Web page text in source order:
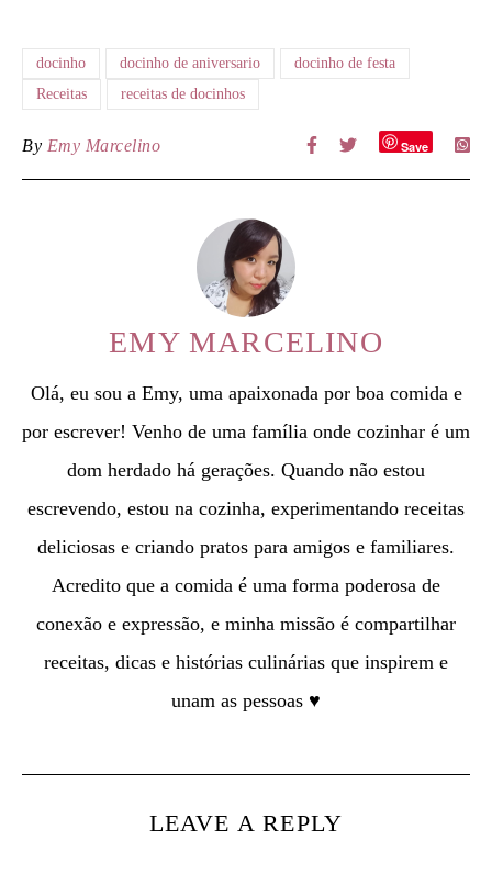
docinho docinho de aniversario
docinho de festa
Receitas
receitas de docinhos
By Emy Marcelino Save
EMY MARCELINO
Olá, eu sou a Emy, uma apaixonada por boa comida e
por escrever! Venho de uma família onde cozinhar é um
dom herdado há gerações. Quando não estou
escrevendo, estou na cozinha, experimentando receitas
deliciosas e criando pratos para amigos e familiares.
Acredito que a comida é uma forma poderosa de
conexão e expressão, e minha missão é compartilhar
receitas, dicas e histórias culinárias que inspirem e
unam as pessoas ♥
LEAVE A REPLY